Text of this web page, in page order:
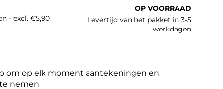
- excl. €5,90
OP VOORRAAD
Levertijd van het pakket in 3-5
werkdagen
om op elk moment aantekeningen en
nemen